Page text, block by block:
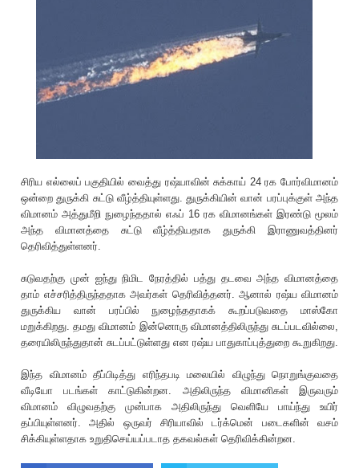
சிரிய எல்லைப் பகுதியில் வைத்து ரஷ்யாவின் சுக்காய் 24 ரக போர்விமானம்
ஒன்றை துருக்கி சுட்டு வீழ்த்தியுள்ளது. துருக்கியின் வான் பரப்புக்குள் அந்த
விமானம் அத்துமீறி நுழைந்ததால் எஃப் 16 ரக விமானங்கள் இரண்டு மூலம்
அந்த விமானத்தை சுட்டு வீழ்த்தியதாக துருக்கி இராணுவத்தினர்
தெரிவித்துள்ளனர்.
சுடுவதற்கு முன் ஐந்து நிமிட நேரத்தில் பத்து தடவை அந்த விமானத்தை
தாம் எச்சரித்திருந்ததாக அவர்கள் தெரிவித்தனர். ஆனால் ரஷ்ய விமானம்
துருக்கிய வான் பரப்பில் நுழைந்ததாகக் கூறப்படுவதை மாஸ்கோ
மறுக்கிறது. தமது விமானம் இன்னொரு விமானத்திலிருந்து சுடப்படவில்லை,
தரையிலிருந்துதான் சுடப்பட்டுள்ளது என ரஷ்ய பாதுகாப்புத்துறை கூறுகிறது.
இந்த விமானம் தீப்பிடித்து எரிந்தபடி மலையில் விழுந்து நொறுங்குவதை
வீடியோ படங்கள் காட்டுகின்றன. அதிலிருந்த விமானிகள் இருவரும்
விமானம் விழுவதற்கு முன்பாக அதிலிருந்து வெளியே பாய்ந்து உயிர்
தப்பியுள்ளனர். அதில் ஒருவர் சிரியாவில் டர்க்மென் படைகளின் வசம்
சிக்கியுள்ளதாக உறுதிசெய்யப்படாத தகவல்கள் தெரிவிக்கின்றன.